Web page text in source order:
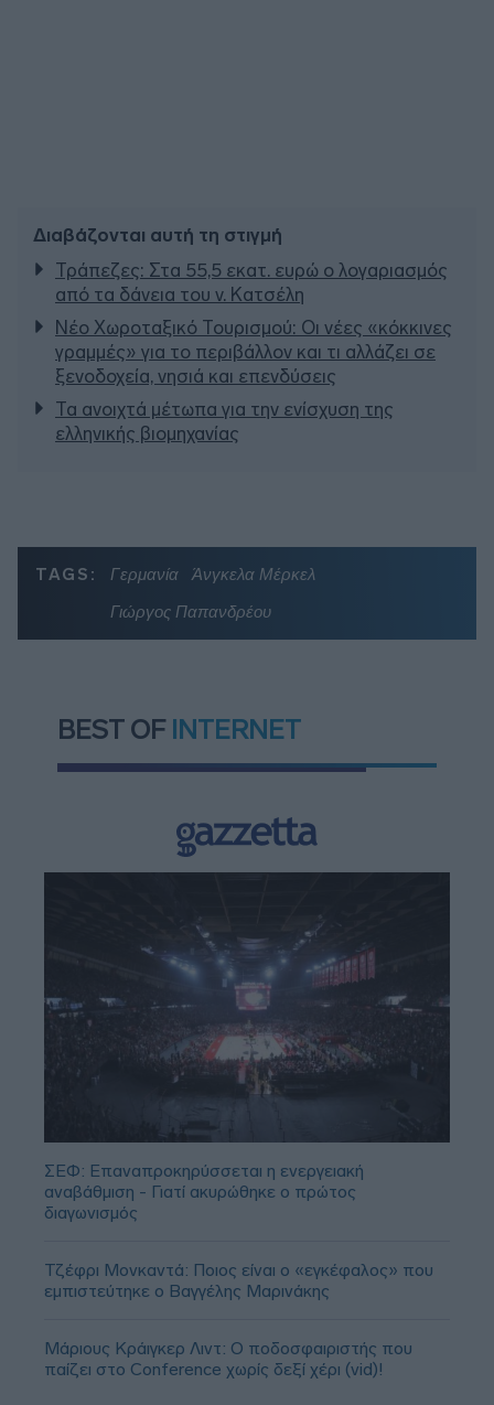
Διαβάζονται αυτή τη στιγμή
Τράπεζες: Στα 55,5 εκατ. ευρώ ο λογαριασμός
από τα δάνεια του ν. Κατσέλη
Νέο Χωροταξικό Τουρισμού: Οι νέες «κόκκινες
γραμμές» για το περιβάλλον και τι αλλάζει σε
ξενοδοχεία, νησιά και επενδύσεις
Τα ανοιχτά μέτωπα για την ενίσχυση της
ελληνικής βιομηχανίας
TAGS: Γερμανία
Άνγκελα Μέρκελ
Γιώργος Παπανδρέου
BEST OF INTERNET
ΣΕΦ: Επαναπροκηρύσσεται η ενεργειακή
αναβάθμιση - Γιατί ακυρώθηκε ο πρώτος
διαγωνισμός
Τζέφρι Μονκαντά: Ποιος είναι ο «εγκέφαλος» που
εμπιστεύτηκε ο Βαγγέλης Μαρινάκης
Μάριους Κράιγκερ Λιντ: Ο ποδοσφαιριστής που
παίζει στο Conference χωρίς δεξί χέρι (vid)!